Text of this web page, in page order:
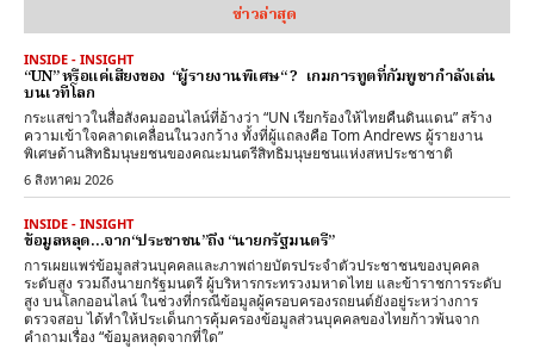
ข่าวล่าสุด
INSIDE - INSIGHT
“UN” หรือแค่เสียงของ “ผู้รายงานพิเศษ“ ? เกมการทูตที่กัมพูชากำลังเล่น
บนเวทีโลก
กระแสข่าวในสื่อสังคมออนไลน์ที่อ้างว่า “UN เรียกร้องให้ไทยคืนดินแดน” สร้าง
ความเข้าใจคลาดเคลื่อนในวงกว้าง ทั้งที่ผู้แถลงคือ Tom Andrews ผู้รายงาน
พิเศษด้านสิทธิมนุษยชนของคณะมนตรีสิทธิมนุษยชนแห่งสหประชาชาติ
6 สิงหาคม 2026
INSIDE - INSIGHT
ข้อมูลหลุด…จาก“ประชาชน”ถึง “นายกรัฐมนตรี”
การเผยแพร่ข้อมูลส่วนบุคคลและภาพถ่ายบัตรประจำตัวประชาชนของบุคคล
ระดับสูง รวมถึงนายกรัฐมนตรี ผู้บริหารกระทรวงมหาดไทย และข้าราชการระดับ
สูง บนโลกออนไลน์ ในช่วงที่กรณีข้อมูลผู้ครอบครองรถยนต์ยังอยู่ระหว่างการ
ตรวจสอบ ได้ทำให้ประเด็นการคุ้มครองข้อมูลส่วนบุคคลของไทยก้าวพ้นจาก
คำถามเรื่อง “ข้อมูลหลุดจากที่ใด”